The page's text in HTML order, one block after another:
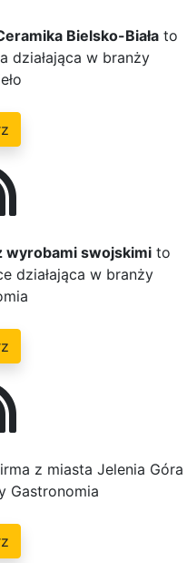
Bielsko-Białato
działająca w branży
wyrobami swojskimi to
działająca w branży
z miasta Jelenia Góra
Gastronomia